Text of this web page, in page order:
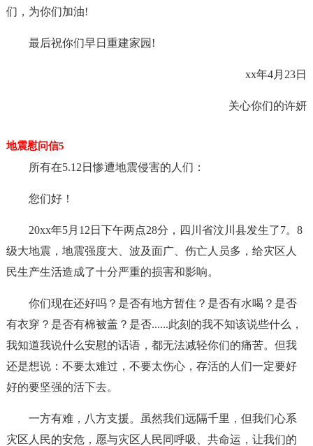
们，为你们加油!
最后祝你们早日重建家园!
xx年4月23日
关心你们的许妍
地震慰问信5
所有在5.12日惨遭地震侵害的人们：
您们好！
20xx年5月12日下午两点28分，四川省汶川县发生了7。8
级大地震，地震强度大、波及面广、伤亡人员多，给灾区人
民生产生活造成了十分严重的损害和影响。
你们现在还好吗？是否有地方暂住？是否有水喝？是否
有衣穿？是否有棉被盖？是否......此刻的我不知该说些什么，
我知道我说什么安慰的话语，都无法减轻你们的痛苦。但我
还是想说：不要太难过，不要太伤心，存活的人们一定要好
好的要坚强的活下去。
一方有难，八方支援。虽然我们远隔千里，但我们心系
灾区人民的安危，愿与灾区人民同呼吸、共命运，让我们的